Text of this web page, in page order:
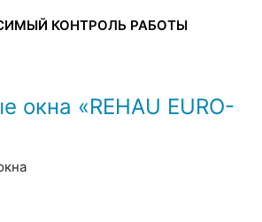
КОНТРОЛЬ РАБОТЫ
окна «REHAU EURO-